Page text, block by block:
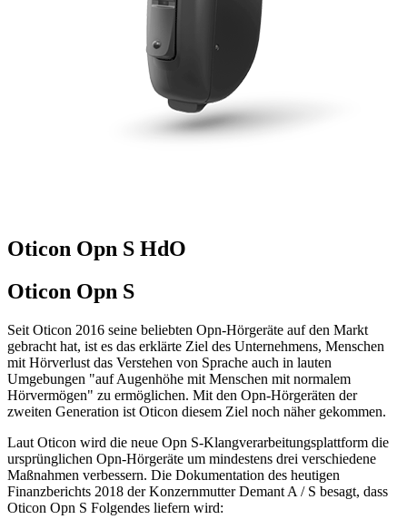
Oticon Opn S HdO
Oticon Opn S
Seit Oticon 2016 seine beliebten Opn-Hörgeräte auf den Markt
gebracht hat, ist es das erklärte Ziel des Unternehmens, Menschen
mit Hörverlust das Verstehen von Sprache auch in lauten
Umgebungen "auf Augenhöhe mit Menschen mit normalem
Hörvermögen" zu ermöglichen. Mit den Opn-Hörgeräten der
zweiten Generation ist Oticon diesem Ziel noch näher gekommen.
Laut Oticon wird die neue Opn S-Klangverarbeitungsplattform die
ursprünglichen Opn-Hörgeräte um mindestens drei verschiedene
Maßnahmen verbessern. Die Dokumentation des heutigen
Finanzberichts 2018 der Konzernmutter Demant A / S besagt, dass
Oticon Opn S Folgendes liefern wird: